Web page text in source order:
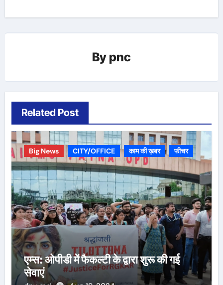
By pnc
Related Post
Big News CITY/OFFICE काम की ख़बर फीचर
एम्स: ओपीडी में फैकल्टी के द्वारा शुरू की गई
सेवाएं